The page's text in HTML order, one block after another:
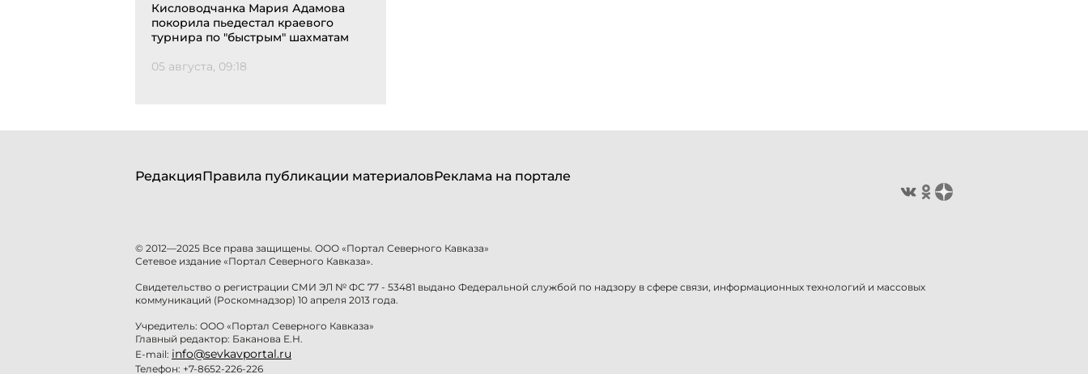
Кисловодчанка Мария Адамова
покорила пьедестал краевого
турнира по "быстрым" шахматам
05 августа, 09:18
РедакцияПравила публикации материаловРеклама на портале
© 2012—2025 Все права защищены. ООО «Портал Северного Кавказа»
Сетевое издание «Портал Северного Кавказа».
Свидетельство о регистрации СМИ ЭЛ № ФС 77 - 53481 выдано Федеральной службой по надзору в сфере связи, информационных технологий и массовых
коммуникаций (Роскомнадзор) 10 апреля 2013 года.
Учредитель: ООО «Портал Северного Кавказа»
Главный редактор: Баканова Е.Н.
E-mail: info@sevkavportal.ru
Телефон: +7-8652-226-226